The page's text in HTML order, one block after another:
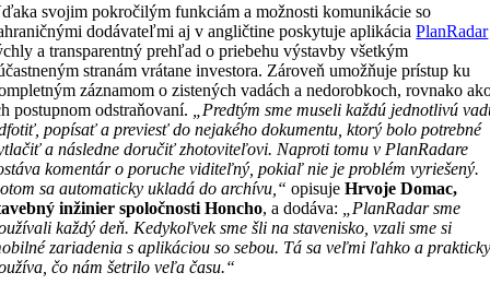
svojim pokročilým funkciám a možnosti komunikácie so
dodávateľmi aj v angličtine poskytuje aplikáciaPlanRadar
a transparentný prehľad o priebehu výstavby všetkým
stranám vrátane investora. Zároveň umožňuje prístup ku
záznamom o zistených vadách a nedorobkoch, rovnako
postupnom odstraňovaní.
„Predtým sme museli každú jednotlivú
popísať a previesť do nejakého dokumentu, ktorý bolo potrebné
a následne doručiť zhotoviteľovi. Naproti tomu v PlanRadare
komentár o poruche viditeľný, pokiaľ nie je problém vyriešený.
sa automaticky ukladá do archívu,“ opisujeHrvoje Domac,
inžinier spoločnosti Honcho, a dodáva:
„PlanRadar sme
každý deň. Kedykoľvek sme šli na stavenisko, vzali sme si
zariadenia s aplikáciou so sebou. Tá sa veľmi ľahko a
čo nám šetrilo veľa času.“